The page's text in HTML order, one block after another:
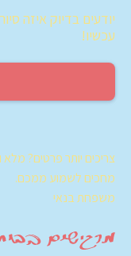
יודעים בדיוק איזה
עכשיו!
צריכים יותר פרטים?
מחכים לשמוע ממכם.
משפחת בנאי